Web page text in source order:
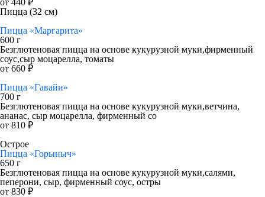
от 440 ₽
Пицца (32 см)
Пицца «Маргарита»
600 г
Безглютеновая пицца на основе кукурузной муки,фирменный
соус,сыр моцарелла, томаты
от 660 ₽
Пицца «Гавайи»
700 г
Безглютеновая пицца на основе кукурузной муки,ветчина,
ананас, сыр моцарелла, фирменный со
от 810 ₽
Острое
Пицца «Горыныч»
650 г
Безглютеновая пицца на основе кукурузной муки,салями,
пеперони, сыр, фирменный соус, остры
от 830 ₽